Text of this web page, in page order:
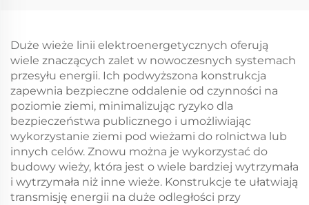
komunikacyjna
Duże wieże linii elektroenergetycznych oferują
wiele znaczących zalet w nowoczesnych systemach
przesyłu energii. Ich podwyższona konstrukcja
zapewnia bezpieczne oddalenie od czynności na
poziomie ziemi, minimalizując ryzyko dla
bezpieczeństwa publicznego i umożliwiając
wykorzystanie ziemi pod wieżami do rolnictwa lub
innych celów. Znowu można je wykorzystać do
budowy wieży, która jest o wiele bardziej wytrzymała
i wytrzymała niż inne wieże. Konstrukcje te ułatwiają
transmisję energii na duże odległości przy